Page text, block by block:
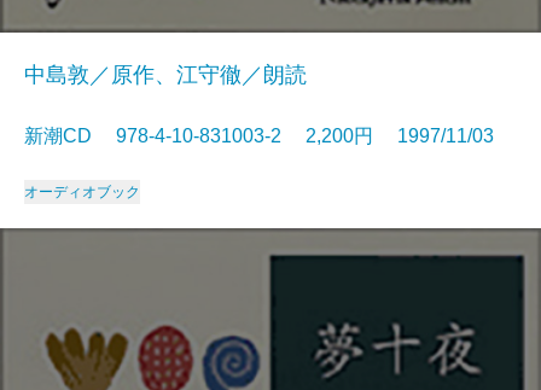
中島敦／原作、江守徹／朗読
新潮CD 978-4-10-831003-2 2,200円 1997/11/03
オーディオブック